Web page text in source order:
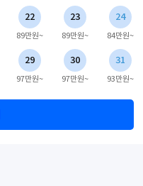
22
89만원~
23
89만원~
24
84만원~
29
97만원~
30
97만원~
31
93만원~